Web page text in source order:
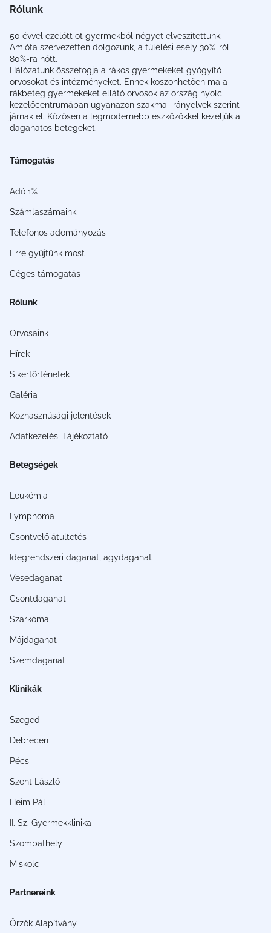
Rólunk
50 évvel ezelőtt öt gyermekből négyet elveszítettünk.
Amióta szervezetten dolgozunk, a túlélési esély 30%-ról
80%-ra nőtt.
Hálózatunk összefogja a rákos gyermekeket gyógyító
orvosokat és intézményeket. Ennek köszönhetően ma a
rákbeteg gyermekeket ellátó orvosok az ország nyolc
kezelőcentrumában ugyanazon szakmai irányelvek szerint
járnak el. Közösen a legmodernebb eszközökkel kezeljük a
daganatos betegeket.
Támogatás
Adó 1%
Számlaszámaink
Telefonos adományozás
Erre gyűjtünk most
Céges támogatás
Rólunk
Orvosaink
Hírek
Sikertörténetek
Galéria
Közhasznúsági jelentések
Adatkezelési Tájékoztató
Betegségek
Leukémia
Lymphoma
Csontvelő átültetés
Idegrendszeri daganat, agydaganat
Vesedaganat
Csontdaganat
Szarkóma
Májdaganat
Szemdaganat
Klinikák
Szeged
Debrecen
Pécs
Szent László
Heim Pál
II. Sz. Gyermekklinika
Szombathely
Miskolc
Partnereink
Őrzők Alapítvány